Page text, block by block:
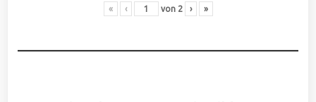
« ‹ von 2 › »